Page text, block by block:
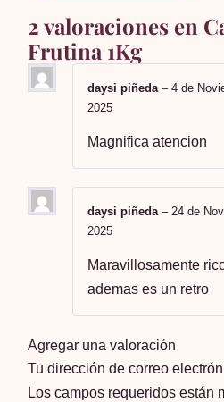
2 valoraciones en
Frutina 1Kg
daysi piñeda– 4 de
2025
Magnifica atencion
daysi piñeda– 24 de
2025
Maravillosamente
ademas es un retro
Agregar una valoración
Tu dirección de correo
Los campos requeridos están